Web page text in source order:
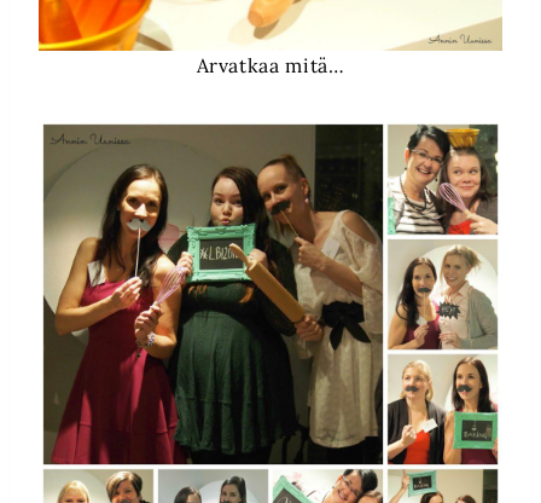
Arvatkaa mitä…